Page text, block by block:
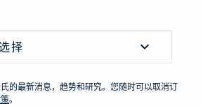
的最新消息，趋势和研究。您随时可以取消订
。